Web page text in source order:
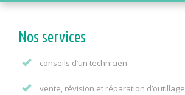
Nos services
conseils d’un technicien
vente, révision et réparation d’outillage